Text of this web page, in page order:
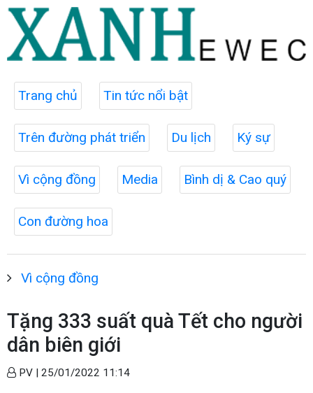
Trang chủ Tin tức nổi bật
Trên đường phát triển Du lịch Ký sự
Vì cộng đồng Media Bình dị & Cao quý
Con đường hoa
Vì cộng đồng
Tặng 333 suất quà Tết cho người
dân biên giới
PV | 25/01/2022 11:14